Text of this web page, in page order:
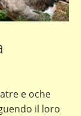
e oche
il loro